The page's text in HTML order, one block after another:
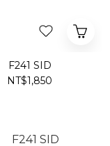
F241 SID
NT$1,850